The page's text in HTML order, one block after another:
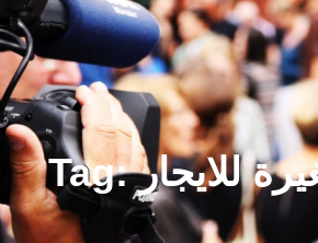
Tag:للايجار